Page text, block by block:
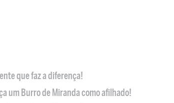
que faz a diferença!
um Burro de Miranda como afilhado!